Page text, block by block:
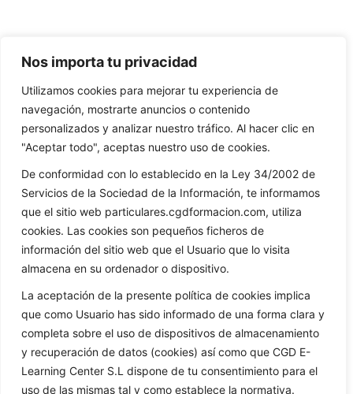
Nos importa tu privacidad
Utilizamos cookies para mejorar tu experiencia de
navegación, mostrarte anuncios o contenido
personalizados y analizar nuestro tráfico. Al hacer clic en
"Aceptar todo", aceptas nuestro uso de cookies.
De conformidad con lo establecido en la Ley 34/2002 de
Servicios de la Sociedad de la Información, te informamos
que el sitio web particulares.cgdformacion.com, utiliza
cookies. Las cookies son pequeños ficheros de
información del sitio web que el Usuario que lo visita
almacena en su ordenador o dispositivo.
La aceptación de la presente política de cookies implica
que como Usuario has sido informado de una forma clara y
completa sobre el uso de dispositivos de almacenamiento
y recuperación de datos (cookies) así como que CGD E-
Learning Center S.L dispone de tu consentimiento para el
uso de las mismas tal y como establece la normativa.